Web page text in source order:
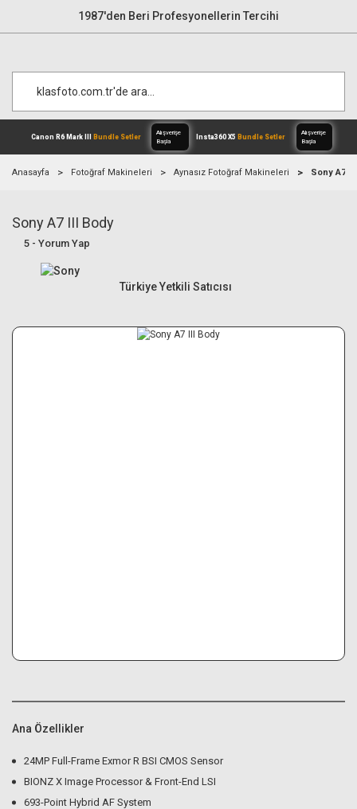
1987'den Beri Profesyonellerin Tercihi
Canon R6 Mark III
Anasayfa Fotoğraf Makineleri Aynasız Fotoğraf Makineleri Sony A7
Sony A7 III Body
5 - Yorum Yap
Türkiye Yetkili Satıcısı
Ana Özellikler
24MP Full-Frame Exmor R BSI CMOS Sensor
BIONZ X Image Processor & Front-End LSI
693-Point Hybrid AF System